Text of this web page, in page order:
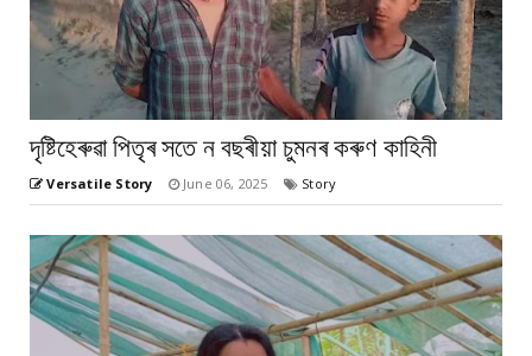
দৃষ্টিহেৰুৱা পিতৃৰ সতে ন বছৰীয়া চুমনৰ কৰুণ কাহিনী
Versatile Story June 06, 2025 Story